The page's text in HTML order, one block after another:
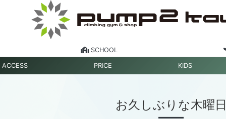
SCHOOL
ACCESS PRICE KIDS
お久しぶりな木曜日